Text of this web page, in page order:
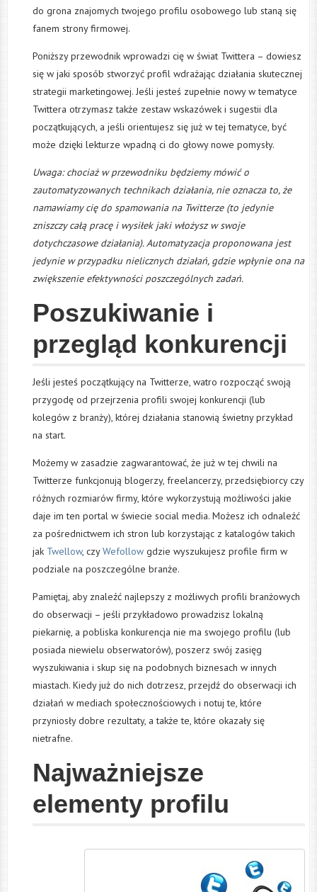
do grona znajomych twojego profilu osobowego lub staną się
fanem strony firmowej.
Poniższy przewodnik wprowadzi cię w świat Twittera – dowiesz
się w jaki sposób stworzyć profil wdrażając działania skutecznej
strategii marketingowej. Jeśli jesteś zupełnie nowy w tematyce
Twittera otrzymasz także zestaw wskazówek i sugestii dla
początkujących, a jeśli orientujesz się już w tej tematyce, być
może dzięki lekturze wpadną ci do głowy nowe pomysły.
Uwaga: chociaż w przewodniku będziemy mówić o
zautomatyzowanych technikach działania, nie oznacza to, że
namawiamy cię do spamowania na Twitterze (to jedynie
zniszczy całą pracę i wysiłek jaki włożysz w swoje
dotychczasowe działania). Automatyzacja proponowana jest
jedynie w przypadku nielicznych działań, gdzie wpłynie ona na
zwiększenie efektywności poszczególnych zadań.
Poszukiwanie i
przegląd konkurencji
Jeśli jesteś początkujący na Twitterze, watro rozpocząć swoją
przygodę od przejrzenia profili swojej konkurencji (lub
kolegów z branży), której działania stanowią świetny przykład
na start.
Możemy w zasadzie zagwarantować, że już w tej chwili na
Twitterze funkcjonują blogerzy, freelancerzy, przedsiębiorcy czy
różnych rozmiarów firmy, które wykorzystują możliwości jakie
daje im ten portal w świecie social media. Możesz ich odnaleźć
za pośrednictwem ich stron lub korzystając z katalogów takich
jak Twellow, czyWefollow gdzie wyszukujesz profile firm w
podziale na poszczególne branże.
Pamiętaj, aby znaleźć najlepszy z możliwych profili branżowych
do obserwacji – jeśli przykładowo prowadzisz lokalną
piekarnię, a pobliska konkurencja nie ma swojego profilu (lub
posiada niewielu obserwatorów), poszerz swój zasięg
wyszukiwania i skup się na podobnych biznesach w innych
miastach. Kiedy już do nich dotrzesz, przejdź do obserwacji ich
działań w mediach społecznościowych i notuj te, które
przyniosły dobre rezultaty, a także te, które okazały się
nietrafne.
Najważniejsze
elementy profilu